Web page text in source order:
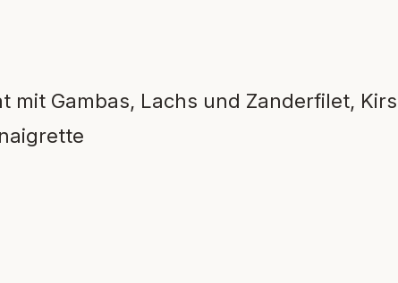
mit Gambas, Lachs und Zanderfilet,